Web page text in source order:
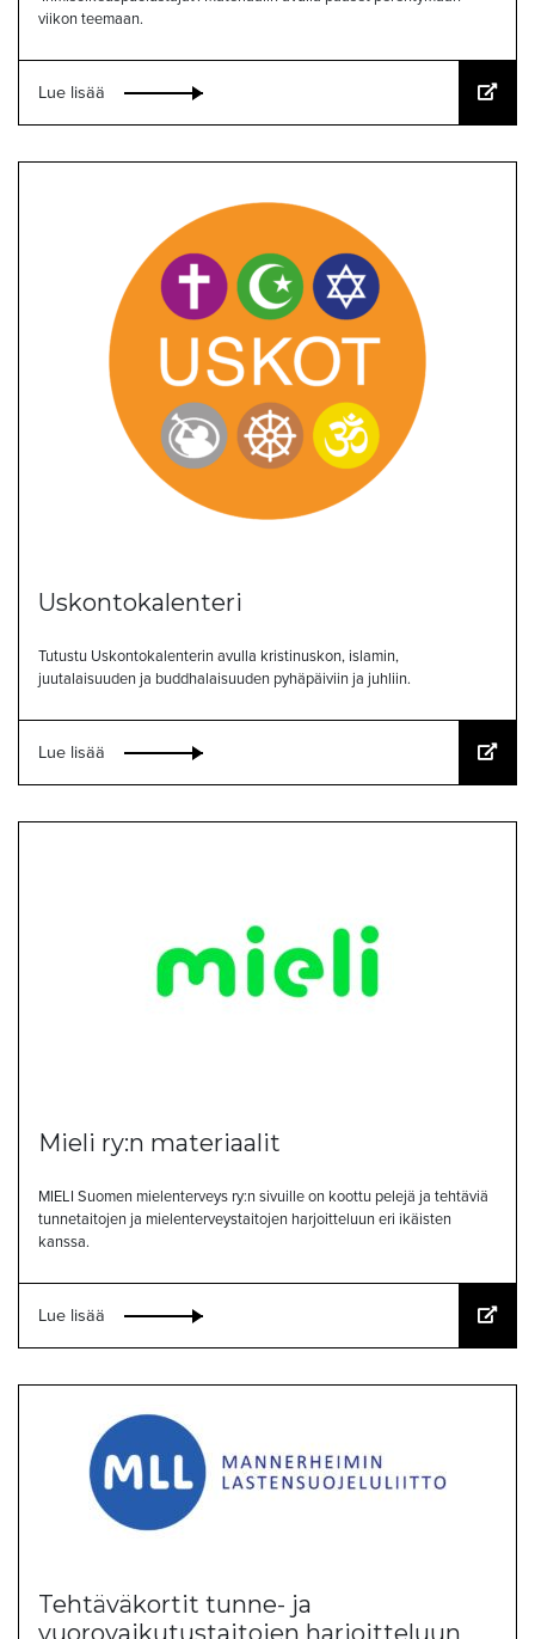
viikon teemaan.
Lue lisää
Uskontokalenteri
Tutustu Uskontokalenterin avulla kristinuskon, islamin,
juutalaisuuden ja buddhalaisuuden pyhäpäiviin ja juhliin.
Lue lisää
Mieli ry:n materiaalit
MIELI Suomen mielenterveys ry:n sivuille on koottu pelejä ja tehtäviä
tunnetaitojen ja mielenterveystaitojen harjoitteluun eri ikäisten
kanssa.
Lue lisää
Tehtäväkortit tunne- ja
vuorovaikutustaitojen harjoitteluun